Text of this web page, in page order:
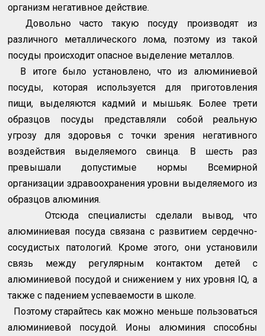
организм негативное действие.
Довольно часто такую посуду производят из
различного металлического лома, поэтому из такой
посуды происходит опасное выделение металлов.
В итоге было установлено, что из алюминиевой
посуды, которая используется для приготовления
пищи, выделяются кадмий и мышьяк. Более трети
образцов посуды представляли собой реальную
угрозу для здоровья с точки зрения негативного
воздействия выделяемого свинца. В шесть раз
превышали допустимые нормы Всемирной
организации здравоохранения уровни выделяемого из
образцов алюминия.
Отсюда специалисты сделали вывод, что
алюминиевая посуда связана с развитием сердечно-
сосудистых патологий. Кроме этого, они установили
связь между регулярным контактом детей с
алюминиевой посудой и снижением у них уровня IQ, а
также с падением успеваемости в школе.
Поэтому старайтесь как можно меньше пользоваться
алюминиевой посудой. Ионы алюминия способны